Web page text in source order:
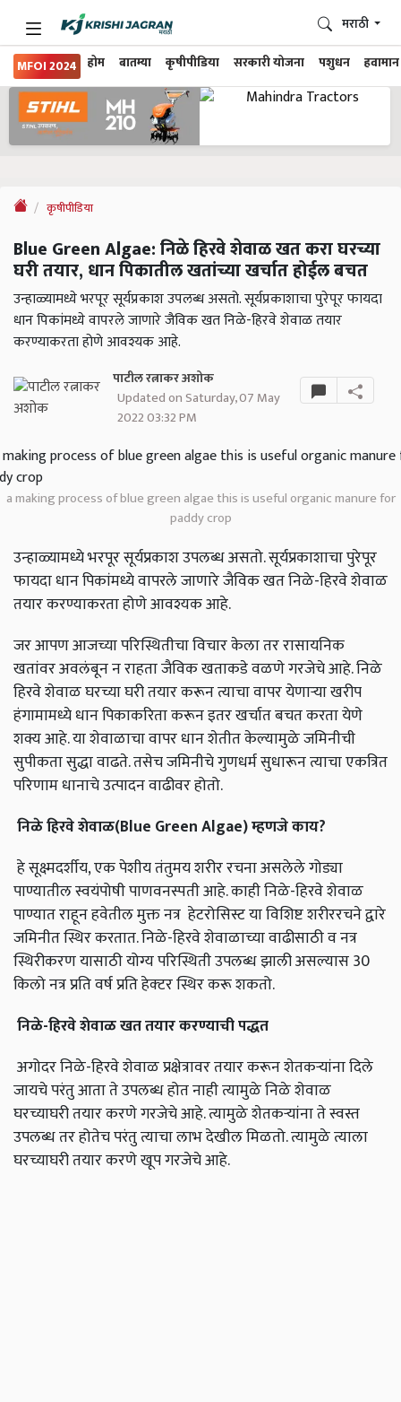
MFOI 2024 होम बातम्या कृषीपीडिया सरकारी योजना पशुधन हवामान
मराठी
कृषीपीडिया
Blue Green Algae: निळे हिरवे शेवाळ खत करा घरच्या
घरी तयार, धान पिकातील खतांच्या खर्चात होईल बचत
उन्हाळ्यामध्ये भरपूर सूर्यप्रकाश उपलब्ध असतो. सूर्यप्रकाशाचा पुरेपूर फायदा
धान पिकांमध्ये वापरले जाणारे जैविक खत निळे-हिरवे शेवाळ तयार
करण्याकरता होणे आवश्यक आहे.
पाटील रत्नाकर अशोक
Updated on Saturday, 07 May
2022 03:32 PM
a making process of blue green algae this is useful organic manure for
paddy crop
उन्हाळ्यामध्ये भरपूर सूर्यप्रकाश उपलब्ध असतो. सूर्यप्रकाशाचा पुरेपूर
फायदा धान पिकांमध्ये वापरले जाणारे जैविक खत निळे-हिरवे शेवाळ
तयार करण्याकरता होणे आवश्यक आहे.
जर आपण आजच्या परिस्थितीचा विचार केला तर रासायनिक
खतांवर अवलंबून न राहता जैविक खताकडे वळणे गरजेचे आहे. निळे
हिरवे शेवाळ घरच्या घरी तयार करून त्याचा वापर येणाऱ्या खरीप
हंगामामध्ये धान पिकाकरिता करून इतर खर्चात बचत करता येणे
शक्य आहे. या शेवाळाचा वापर धान शेतीत केल्यामुळे जमिनीची
सुपीकता सुद्धा वाढते. तसेच जमिनीचे गुणधर्म सुधारून त्याचा एकत्रित
परिणाम धानाचे उत्पादन वाढीवर होतो.
निळेहिरवेशेवाळ(Blue Green Algae)म्हणजेकाय?
हे सूक्ष्मदर्शीय, एक पेशीय तंतुमय शरीर रचना असलेले गोड्या
पाण्यातील स्वयंपोषी पाणवनस्पती आहे. काही निळे-हिरवे शेवाळ
पाण्यात राहून हवेतील मुक्त नत्र हेटरोसिस्ट या विशिष्ट शरीररचने द्वारे
जमिनीत स्थिर करतात. निळे-हिरवे शेवाळाच्या वाढीसाठी व नत्र
स्थिरीकरण यासाठी योग्य परिस्थिती उपलब्ध झाली असल्यास 30
किलो नत्र प्रति वर्ष प्रति हेक्‍टर स्थिर करू शकतो.
निळे-हिरवेशेवाळखततयारकरण्याचीपद्धत
अगोदर निळे-हिरवे शेवाळ प्रक्षेत्रावर तयार करून शेतकऱ्यांना दिले
जायचे परंतु आता ते उपलब्ध होत नाही त्यामुळे निळे शेवाळ
घरच्याघरी तयार करणे गरजेचे आहे. त्यामुळे शेतकऱ्यांना ते स्वस्त
उपलब्ध तर होतेच परंतु त्याचा लाभ देखील मिळतो. त्यामुळे त्याला
घरच्याघरी तयार करणे खूप गरजेचे आहे.